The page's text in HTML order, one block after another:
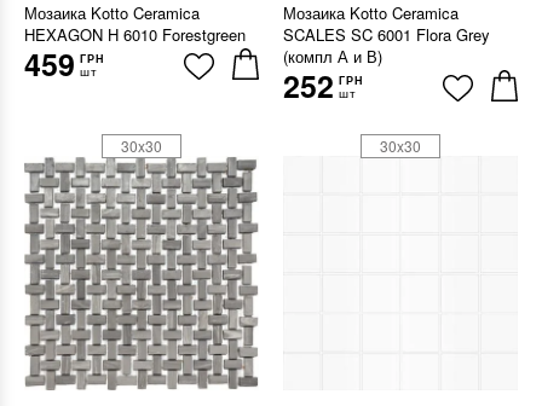
Мозаика Kotto Ceramica
HEXAGON H 6010 Forestgreen
459 ГРН
шт
Мозаика Kotto Ceramica
SCALES SC 6001 Flora Grey
(компл А и В)
252 ГРН
шт
30x30 30x30